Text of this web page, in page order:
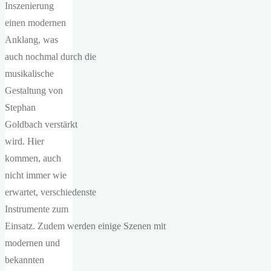
Inszenierung
einen modernen
Anklang, was
auch nochmal durch die
musikalische
Gestaltung von
Stephan
Goldbach verstärkt
wird. Hier
kommen, auch
nicht immer wie
erwartet, verschiedenste
Instrumente zum
Einsatz. Zudem werden einige Szenen mit
modernen und
bekannten